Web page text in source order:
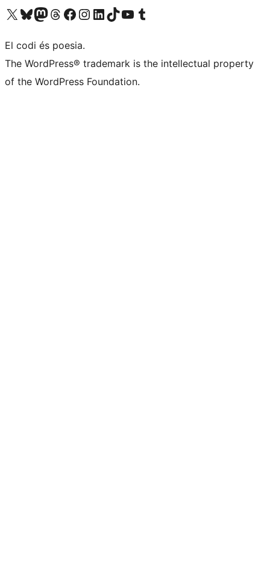
Visiteu el nostre compte X (abans Twitter)
Visiteu el nostre compte de Bluesky
Visiteu el nostre compte al Mastodon
Visiteu el nostre compte de Threads
Visiteu la nostra pàgina al Facebook
Visiteu el nostre compte d'Instagram
Visiteu el nostre compte de LinkedIn
Visiteu el nostre compte de TikTok
Visiteu el nostre canal al YouTube
Visiteu el nostre compte de Tumblr
El codi és poesia.
The WordPress® trademark is the intellectual property
of the WordPress Foundation.